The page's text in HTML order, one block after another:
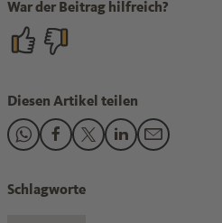
War der Beitrag hilfreich?
Diesen Artikel teilen
Den Beitrag "Konjunktur: Ist
Den Beitrag "Konjunktur:
Den Beitrag
Den Beitrag
Den
Schlagworte